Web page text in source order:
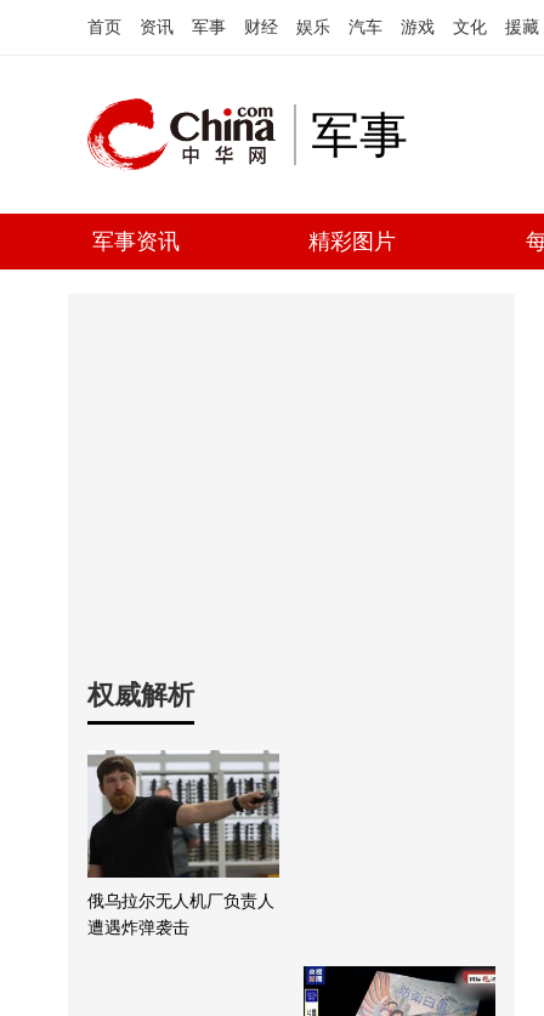
首页 资讯 军事 财经 娱乐 汽车 游戏 文化 援藏
军事
军事资讯 精彩图片
权威解析
俄乌拉尔无人机厂负责人
遭遇炸弹袭击